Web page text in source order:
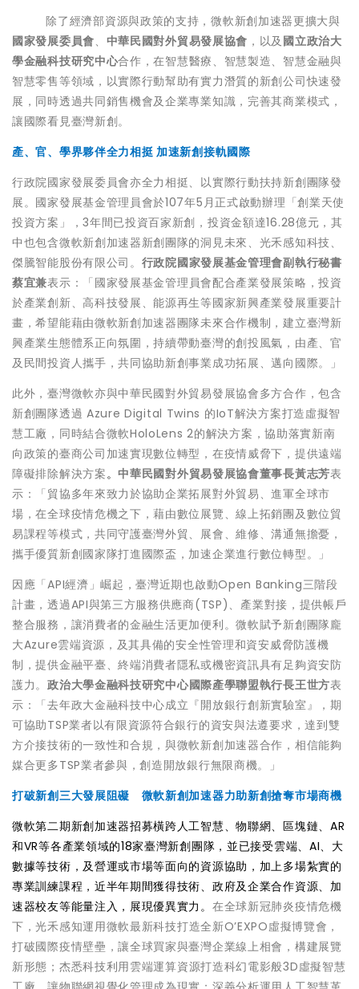
除了經濟部資源與政策的支持，微軟新創加速器更擴大與
國家發展委員會、 中華民國對外貿易發展協會 ，以及國立政治大
學金融科技研究中心合作，在智慧醫療、智慧製造、智慧金融與
智慧零售等領域，以實際行動幫助有實力潛質的新創公司快速發
展，同時透過共同銷售機會及企業專業知識，完善其商業模式，
讓國際看見臺灣新創。
產、官、學界夥伴全力相挺 加速新創接軌國際
行政院國家發展委員會亦全力相挺、以實際行動扶持新創團隊發
展。國家發展基金管理員會於107年5月正式啟動辦理「創業天使
投資方案」，3年間已投資百家新創，投資金額達16.28億元，其
中也包含微軟新創加速器新創團隊的洞見未來 、 光禾感知科技、
傑騰智能股份有限公司 。 行政院國家發展基金管理會副執行秘書
蔡宜兼表示：「國家發展基金管理員會配合產業發展策略，投資
於產業創新、高科技發展、能源再生等國家新興產業發展重要計
畫，希望能藉由微軟新創加速器團隊未來合作機制，建立臺灣新
興產業生態體系正向氛圍，持續帶動臺灣的創投風氣，由產、官
及民間投資人攜手，共同協助新創事業成功拓展、邁向國際。」
此外，臺灣微軟亦與中華民國對外貿易發展協會多方合作，包含
新創團隊透過 Azure Digital Twins 的IoT解決方案打造虛擬智
慧工廠，同時結合微軟HoloLens 2的解決方案，協助落實新南
向政策的臺商公司加速實現數位轉型，在疫情威脅下，提供遠端
障礙排除解決方案。中華民國對外貿易發展協會董事長黃志芳表
示：「貿協多年來致力於協助企業拓展對外貿易、進軍全球市
場，在全球疫情危機之下，藉由數位展覽、線上拓銷團及數位貿
易課程等模式，共同守護臺灣外貿、展會、維修、溝通無擔憂，
攜手優質新創國家隊打進國際盃，加速企業進行數位轉型。」
因應「API經濟」崛起，臺灣近期也啟動Open Banking三階段
計畫，透過API與第三方服務供應商(TSP)、產業對接，提供帳戶
整合服務，讓消費者的金融生活更加便利。微軟賦予新創團隊龐
大Azure雲端資源，及其具備的安全性管理和資安威脅防護機
制，提供金融平臺、終端消費者隱私或機密資訊具有足夠資安防
護力。政治大學金融科技研究中心國際產學聯盟執行長​王世方表
示：「去年政大金融科技中心成立『開放銀行創新實驗室』，期
可協助TSP業者以有限資源符合銀行的資安與法遵要求，達到雙
方介接技術的一致性和合規，與微軟新創加速器合作，相信能夠
媒合更多TSP業者參與，創造開放銀行無限商機。」
打破新創三大發展阻礙 微軟新創加速器力助新創搶奪市場商機
微軟第二期新創加速器招募橫跨人工智慧、物聯網、區塊鏈、AR
和VR等各產業領域的18家臺灣新創團隊，並已接受雲端、AI、大
數據等技術，及營運或市場等面向的資源協助，加上多場紮實的
專業訓練課程，近半年期間獲得技術、政府及企業合作資源、加
速器校友等能量注入，展現優異實力。 在全球新冠肺炎疫情危機
下，光禾感知運用微軟最新科技打造全新O’EXPO虛擬博覽會，
打破國際疫情壁壘，讓全球買家與臺灣企業線上相會，構建展覽
新形態； 杰悉科技利用雲端運算資源打造科幻電影般3D虛擬智慧